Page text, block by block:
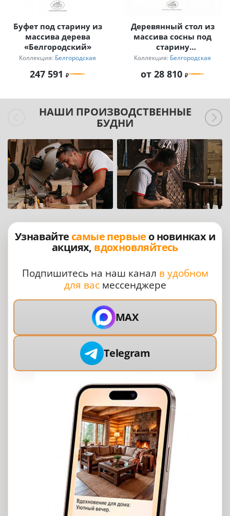
Буфет под старину из
массива дерева
«Белгородский»
Коллекция: Белгородская
247 591
Деревянный стол из
массива сосны под
старину
«Белгородский»
Коллекция: Белгородская
от 28 810
НАШИ ПРОИЗВОДСТВЕННЫЕ
БУДНИ
Узнавайте самые первые о новинках и
акциях, вдохновляйтесь
Подпишитесь на наш канал в удобном
для васмессенджере
MAX
Telegram